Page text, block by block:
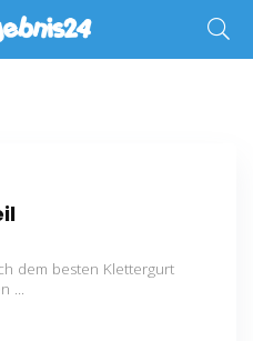
dem besten Klettergurt
...